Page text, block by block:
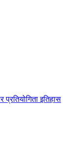
प्रतियोगिताइतिहास